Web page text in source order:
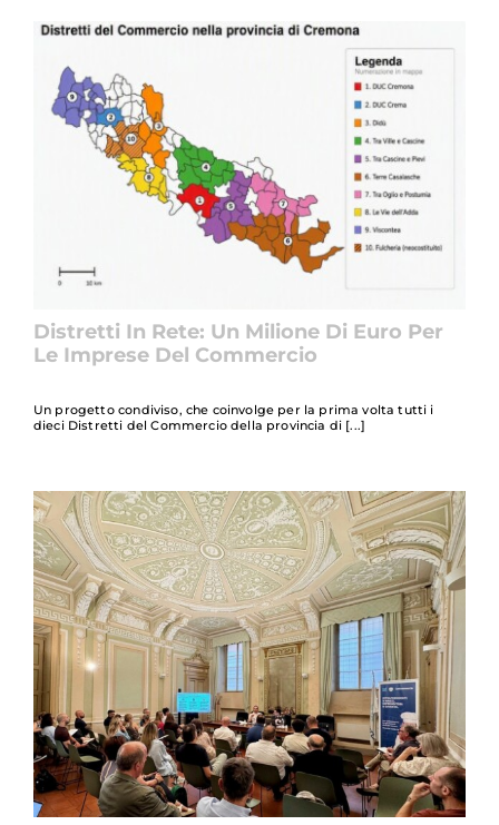
Distretti In Rete: Un Milione Di Euro Per
Le Imprese Del Commercio
Un progetto condiviso, che coinvolge per la prima volta tutti i
dieci Distretti del Commercio della provincia di